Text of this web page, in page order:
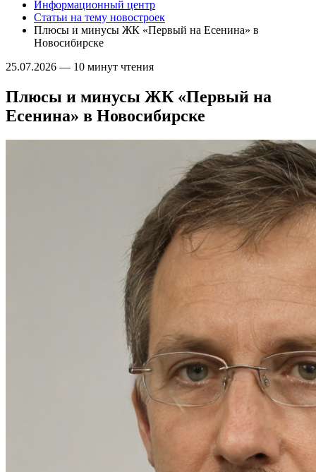
Информационный центр
Статьи на тему новостроек
Плюсы и минусы ЖК «Первый на Есенина» в
Новосибирске
25.07.2026 — 10 минут чтения
Плюсы и минусы ЖК «Первый на
Есенина» в Новосибирске